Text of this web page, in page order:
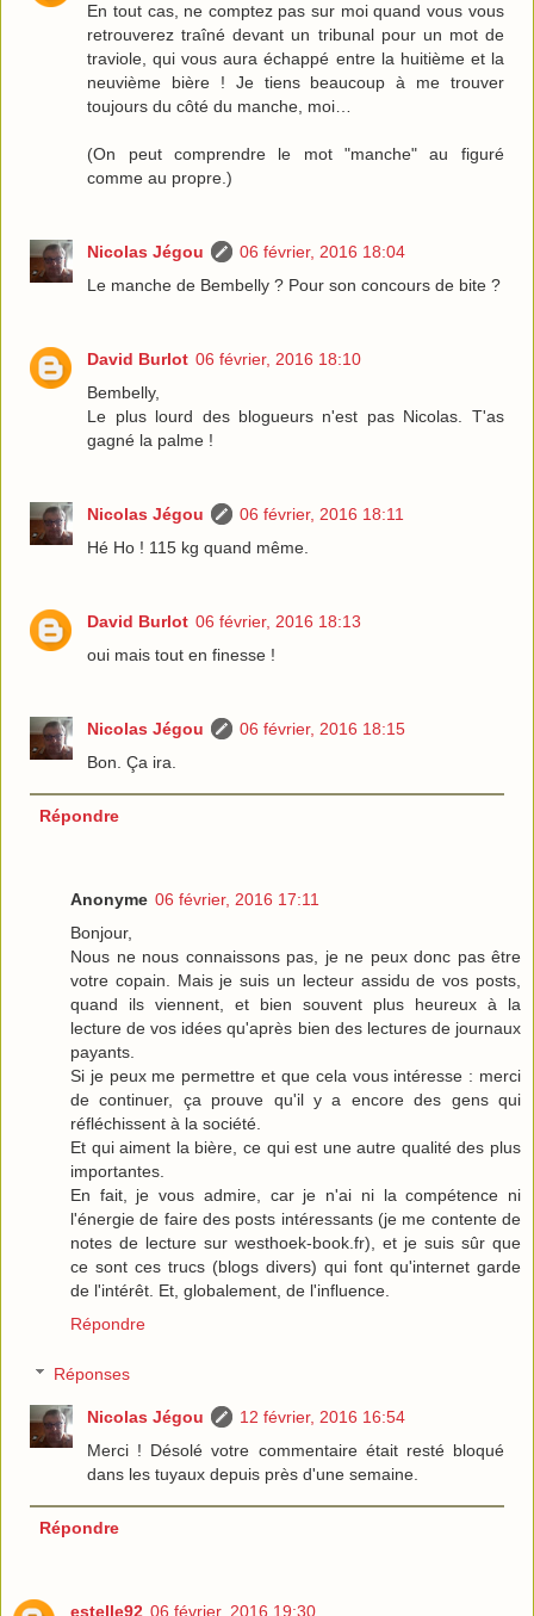
En tout cas, ne comptez pas sur moi quand vous vous
retrouverez traîné devant un tribunal pour un mot de
traviole, qui vous aura échappé entre la huitième et la
neuvième bière ! Je tiens beaucoup à me trouver
toujours du côté du manche, moi…
(On peut comprendre le mot "manche" au figuré
comme au propre.)
Nicolas Jégou
06 février, 2016 18:04
Le manche de Bembelly ? Pour son concours de bite ?
David Burlot 06 février, 2016 18:10
Bembelly,
Le plus lourd des blogueurs n'est pas Nicolas. T'as
gagné la palme !
Nicolas Jégou
06 février, 2016 18:11
Hé Ho ! 115 kg quand même.
David Burlot 06 février, 2016 18:13
oui mais tout en finesse !
Nicolas Jégou
06 février, 2016 18:15
Bon. Ça ira.
Répondre
Anonyme 06 février, 2016 17:11
Bonjour,
Nous ne nous connaissons pas, je ne peux donc pas être
votre copain. Mais je suis un lecteur assidu de vos posts,
quand ils viennent, et bien souvent plus heureux à la
lecture de vos idées qu'après bien des lectures de journaux
payants.
Si je peux me permettre et que cela vous intéresse : merci
de continuer, ça prouve qu'il y a encore des gens qui
réfléchissent à la société.
Et qui aiment la bière, ce qui est une autre qualité des plus
importantes.
En fait, je vous admire, car je n'ai ni la compétence ni
l'énergie de faire des posts intéressants (je me contente de
notes de lecture sur westhoek-book.fr), et je suis sûr que
ce sont ces trucs (blogs divers) qui font qu'internet garde
de l'intérêt. Et, globalement, de l'influence.
Répondre
Réponses
Nicolas Jégou
12 février, 2016 16:54
Merci ! Désolé votre commentaire était resté bloqué
dans les tuyaux depuis près d'une semaine.
Répondre
estelle92 06 février, 2016 19:30